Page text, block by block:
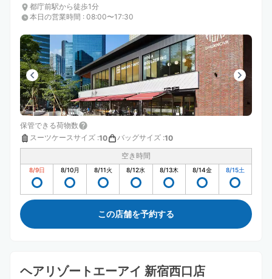
都庁前駅から徒歩1分
本日の営業時間 : 08:00〜17:30
保管できる荷物数
スーツケースサイズ :10 バッグサイズ :10
空き時間
8/9日 8/10月 8/11火 8/12水 8/13木 8/14金 8/15土
この店舗を予約する
ヘアリゾートエーアイ 新宿西口店